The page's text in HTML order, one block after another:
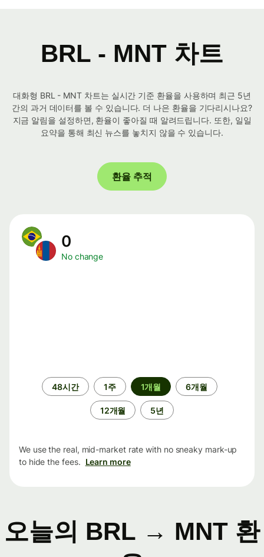
BRL - MNT 차트
대화형 BRL - MNT 차트는 실시간 기준 환율을 사용하며 최근 5년
간의 과거 데이터를 볼 수 있습니다. 더 나은 환율을 기다리시나요?
지금 알림을 설정하면, 환율이 좋아질 때 알려드립니다. 또한, 일일
요약을 통해 최신 뉴스를 놓치지 않을 수 있습니다.
환율 추적
0
No change
48시간 1주 1개월 6개월
12개월 5년
We use the real, mid-market rate with no sneaky mark-up
to hide the fees. Learn more
오늘의 BRL → MNT 환